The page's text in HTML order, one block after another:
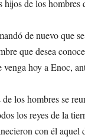
de los hombres
de nuevo que
que desea
hoy a Enoc,
los hombres se
los reyes de la
con él aquel